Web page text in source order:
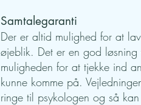
Samtalegaranti
Der er altid mulighed for at
øjeblik. Det er en god løsning
muligheden for at tjekke ind
kunne komme på.
ringe til psykologen og så